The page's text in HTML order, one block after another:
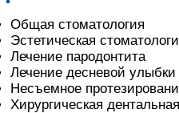
Общая стоматология
Эстетическая
Лечение пародонтита
Лечение десневой улыбки
Несъемное
Хирургическая